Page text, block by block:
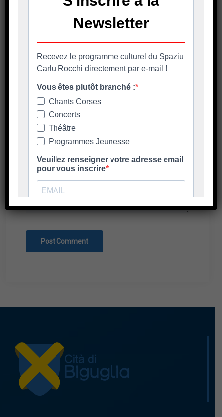
Enregistrer mon nom, mon e-mail et mon site
dans le navigateur pour mon prochain
commentaire.